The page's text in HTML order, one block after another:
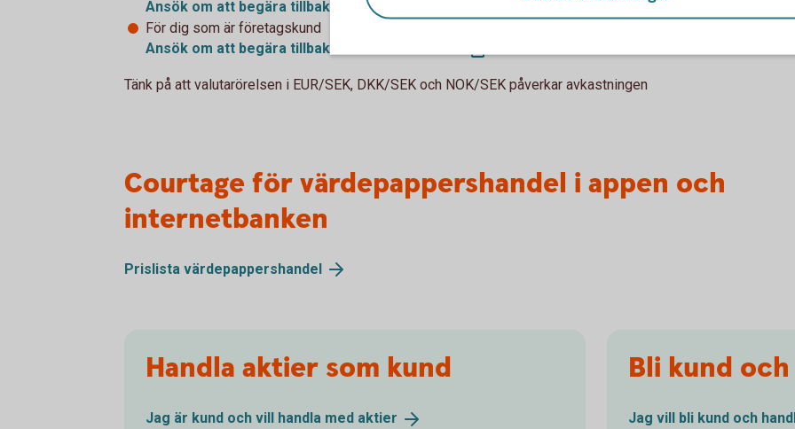
Ansök om att begära tillbaka den finska
För dig som är företagskund
Ansök om att begära tillbaka den finska
Tänk på att valutarörelsen i EUR/SEK, DKK/SEK och NOK/SEK påverkar avkastningen
Courtage för värdepappershandel i appen och
internetbanken
Prislista värdepappershandel
Handla aktier som kund
Jag är kund och vill handla med aktier
Bli kund
Jag vill bli kund och